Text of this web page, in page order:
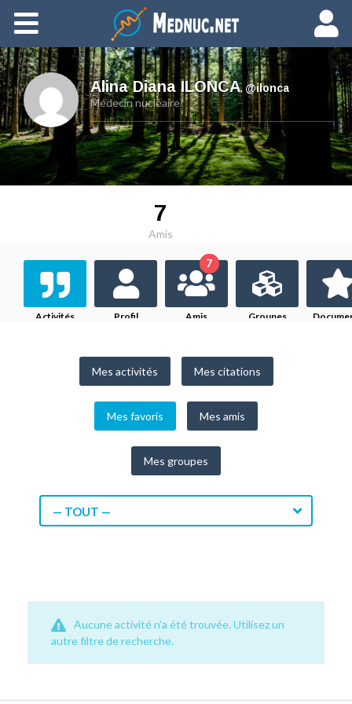
Ajouter du contenu
Alina Diana ILONCA, @ilonca
Médecin nucléaire
7
Amis
Activités Profil Amis
7
Groupes
Mes activités Mes citations
Mes favoris Mes amis
Mes groupes
— TOUT —
Aucune activité n'a été trouvée. Utilisez un
autre filtre de recherche.